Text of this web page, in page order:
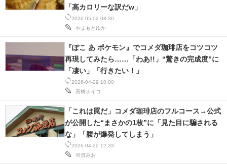
2026-05-02 08:30
やまもとゆか
「高カロリーな訳だw」
2026-04-29 10:00
高橋ホイコ
『ぽこ あ ポケモン』でコメダ珈琲店をコツコツ
再現してみたら……「わあ!!」“驚きの完成度”に
「凄い」「行きたい！」
2026-04-22 12:33
羽澄みお
「これは罠だ」コメダ珈琲店のフルコース→公式
が公開した“まさかの1枚”に「見た目に騙される
な」「腹が爆発してしまう」